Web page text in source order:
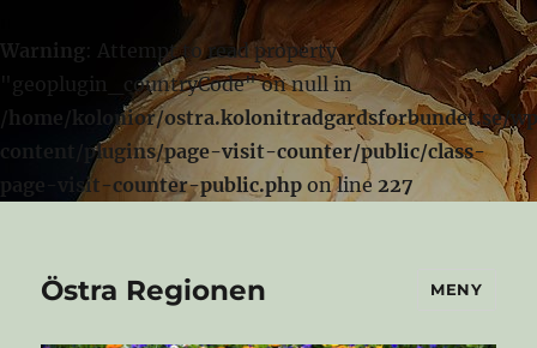
Warning : Attempt to read property
"geoplugin_countryCode" on null in
/home/kolonior/ostra.kolonitradgardsforbundet.se/
content/plugins/page-visit-counter/public/class-
page-visit-counter-public.php on line 227
Östra Regionen MENY